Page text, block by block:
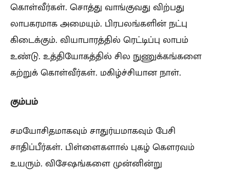
கொள்வீர்கள். சொத்து வாங்குவது விற்பது
லாபகரமாக அமையும். பிரபலங்களின் நட்பு
கிடைக்கும். வியாபாரத்தில் ரெட்டிப்பு லாபம்
உண்டு. உத்தியோகத்தில் சில நுணுக்கங்களை
கற்றுக் கொள்வீர்கள். மகிழ்ச்சியான நாள்.
கும்பம்
சமயோசிதமாகவும் சாதுர்யமாகவும் பேசி
சாதிப்பீர்கள். பிள்ளைகளால் புகழ் கௌரவம்
உயரும். விசேஷங்களை முன்னின்று